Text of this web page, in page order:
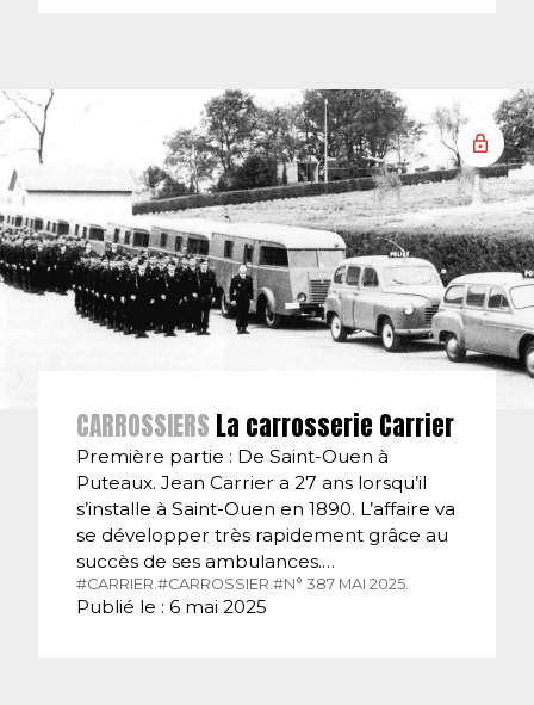
CARROSSIERS La carrosserie Carrier
Première partie : De Saint-Ouen à
Puteaux. Jean Carrier a 27 ans lorsqu’il
s’installe à Saint-Ouen en 1890. L’affaire va
se développer très rapidement grâce au
succès de ses ambulances.…
#CARRIER.#CARROSSIER.#N° 387 MAI 2025.
Publié le : 6 mai 2025